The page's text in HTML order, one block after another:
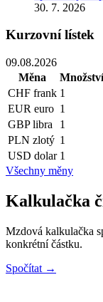
30. 7. 2026
Kurzovní lístek
09.08.2026
Měna
Množství
CHF frank 1
EUR euro 1
GBP libra 1
PLN zlotý 1
USD dolar 1
Všechny měny
Kalkulačka
Mzdová kalkulačka
konkrétní částku.
Spočítat →